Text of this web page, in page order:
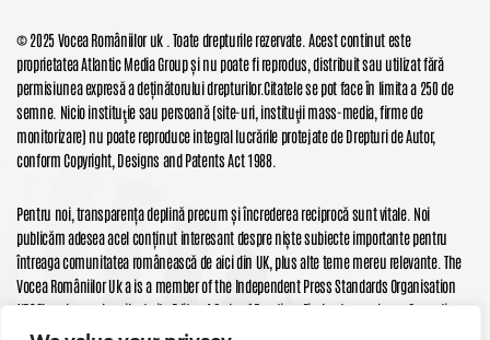
© 2025 Vocea Româniilor uk . Toate drepturile rezervate. Acest continut este
proprietatea Atlantic Media Group și nu poate fi reprodus, distribuit sau utilizat fără
permisiunea expresă a deținătorului drepturilor.Citatele se pot face în limita a 250 de
semne. Nicio instituţie sau persoană (site-uri, instituţii mass-media, firme de
monitorizare) nu poate reproduce integral lucrările protejate de Drepturi de Autor,
conform Copyright, Designs and Patents Act 1988.
Pentru noi, transparența deplină precum și încrederea reciprocă sunt vitale. Noi
publicăm adesea acel conținut interesant despre niște subiecte importante pentru
întreaga comunitatea românească de aici din UK, plus alte teme mereu relevante. The
Vocea Româniilor Uk a is a member of the Independent Press Standards Organisation
(IPSO) and we subscribe to its Editors’ Code of Practice. Find out more here. Corrections
and Clarifications here. All prices subject to applicable local taxes DISCLAIMER: We make